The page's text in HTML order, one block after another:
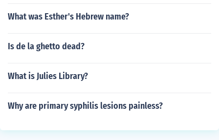
What was Esther's Hebrew name?
Is de la ghetto dead?
What is Julies Library?
Why are primary syphilis lesions painless?